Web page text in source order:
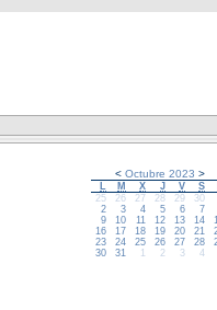
<Octubre 2023 >
M X J V S
25
26 27 28 29 30
2
3 4 5 6 7
9
10 11 12 13 14
16
17 18 19 20 21
23
24 25 26 27 28
30
31 1 2 3 4